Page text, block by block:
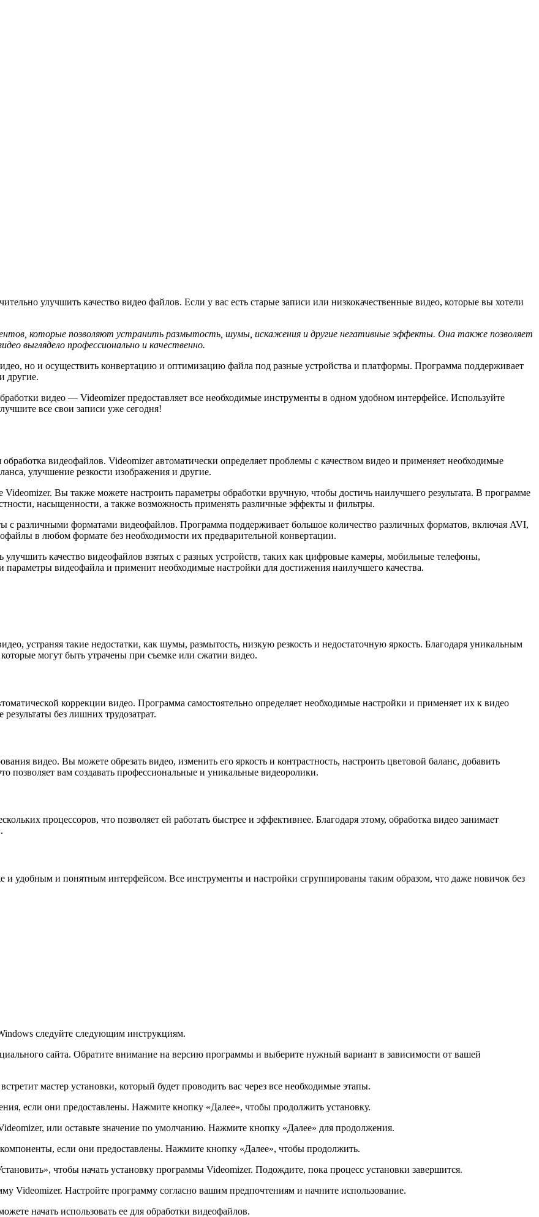
улучшить качество видео файлов. Если у вас есть старые записи или низкокачественные видео, которые вы хотели
которые позволяют устранить размытость, шумы, искажения и другие негативные эффекты. Она также позволяет
выглядело профессионально и качественно.
но и осуществить конвертацию и оптимизацию файла под разные устройства и платформы. Программа поддерживает
другие.
видео — Videomizer предоставляет все необходимые инструменты в одном удобном интерфейсе. Используйте
все свои записи уже сегодня!
видеофайлов. Videomizer автоматически определяет проблемы с качеством видео и применяет необходимые
улучшение резкости изображения и другие.
Videomizer. Вы также можете настроить параметры обработки вручную, чтобы достичь наилучшего результата. В программе
насыщенности, а также возможность применять различные эффекты и фильтры.
с различными форматами видеофайлов. Программа поддерживает большое количество различных форматов, включая AVI,
в любом формате без необходимости их предварительной конвертации.
качество видеофайлов взятых с разных устройств, таких как цифровые камеры, мобильные телефоны,
видеофайла и применит необходимые настройки для достижения наилучшего качества.
устраняя такие недостатки, как шумы, размытость, низкую резкость и недостаточную яркость. Благодаря уникальным
могут быть утрачены при съемке или сжатии видео.
коррекции видео. Программа самостоятельно определяет необходимые настройки и применяет их к видео
без лишних трудозатрат.
видео. Вы можете обрезать видео, изменить его яркость и контрастность, настроить цветовой баланс, добавить
позволяет вам создавать профессиональные и уникальные видеоролики.
процессоров, что позволяет ей работать быстрее и эффективнее. Благодаря этому, обработка видео занимает
и удобным и понятным интерфейсом. Все инструменты и настройки сгруппированы таким образом, что даже новичок без
следуйте следующим инструкциям.
сайта. Обратите внимание на версию программы и выберите нужный вариант в зависимости от вашей
мастер установки, который будет проводить вас через все необходимые этапы.
если они предоставлены. Нажмите кнопку «Далее», чтобы продолжить установку.
или оставьте значение по умолчанию. Нажмите кнопку «Далее» для продолжения.
если они предоставлены. Нажмите кнопку «Далее», чтобы продолжить.
чтобы начать установку программы Videomizer. Подождите, пока процесс установки завершится.
Videomizer. Настройте программу согласно вашим предпочтениям и начните использование.
начать использовать ее для обработки видеофайлов.